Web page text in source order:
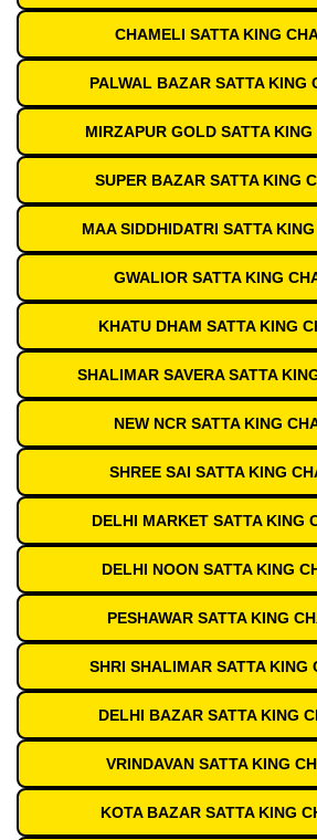
CHAMELI SATTA KING
PALWAL BAZAR SATTA KING
MIRZAPUR GOLD SATTA
SUPER BAZAR SATTA KING
MAA SIDDHIDATRI SATTA
GWALIOR SATTA KING
KHATU DHAM SATTA KING
SHALIMAR SAVERA SATTA
NEW NCR SATTA KING
SHREE SAI SATTA KING
DELHI MARKET SATTA KING
DELHI NOON SATTA KING
PESHAWAR SATTA KING
SHRI SHALIMAR SATTA KING
DELHI BAZAR SATTA KING
VRINDAVAN SATTA KING
KOTA BAZAR SATTA KING